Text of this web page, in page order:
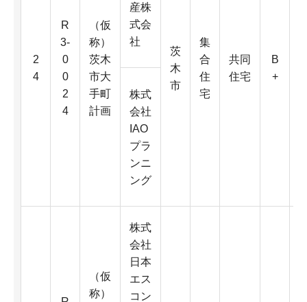
2
4
R
3-
0
0
2
4
（仮
称）
茨木
市大
手町
計画
産株
式会
社
茨
木
市
集
合
住
宅
共同
住宅
B
+
株式
会社
IAO
プラ
ンニ
ング
（仮
称）
株式
会社
日本
エス
コン